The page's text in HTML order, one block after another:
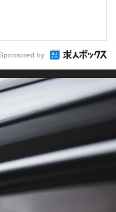
by